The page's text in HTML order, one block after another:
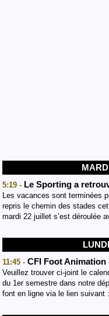
5:19 - Le Sporting a
Les vacances sont terminées
repris le chemin des stades
mardi 22 juillet s’est déroulée
11:45 - CFI Foot Animation
Veuillez trouver ci-joint le
du 1er semestre dans notre
font en ligne via le lien suivant :